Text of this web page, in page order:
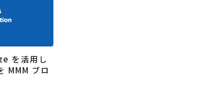
を活用し
MMM ブロ